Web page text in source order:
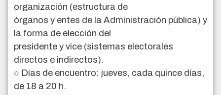
organización (estructura de
órganos y entes de la Administración pública) y
la forma de elección del
presidente y vice (sistemas electorales
directos e indirectos).
○ Días de encuentro: jueves, cada quince días,
de 18 a 20 h.